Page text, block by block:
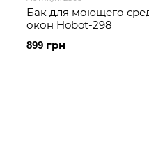
Бак для моющего
окон Hobot-298
899 грн